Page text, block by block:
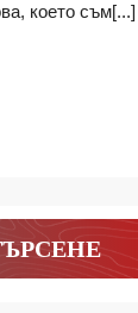
което съм[...]